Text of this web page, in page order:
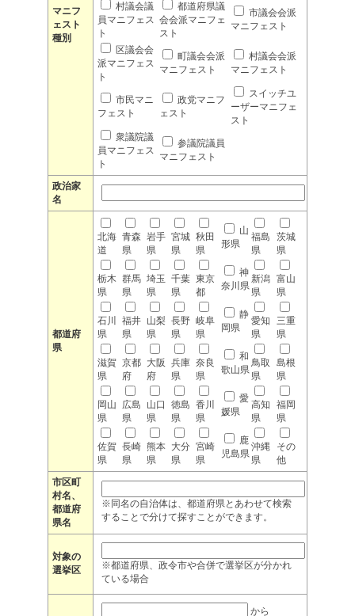
マニフ
ェスト
種別
村議会議
員マニフェス
ト
都道府県議
会会派マニフェ
スト
市議会会派
マニフェスト
区議会会
派マニフェス
ト
町議会会派
マニフェスト
村議会会派
マニフェスト
市民マニ
フェスト
政党マニフ
ェスト
スイッチユ
ーザーマニフェ
スト
衆議院議
員マニフェス
ト
参議院議員
マニフェスト
政治家
名
都道府
県
北海
道
青森
県
岩手
県
宮城
県
秋田
県
山
形県
福島
県
茨城
県
栃木
県
群馬
県
埼玉
県
千葉
県
東京
都
神
奈川県
新潟
県
富山
県
石川
県
福井
県
山梨
県
長野
県
岐阜
県
静
岡県
愛知
県
三重
県
滋賀
県
京都
府
大阪
府
兵庫
県
奈良
県
和
歌山県
鳥取
県
島根
県
岡山
県
広島
県
山口
県
徳島
県
香川
県
愛
媛県
高知
県
福岡
県
佐賀
県
長崎
県
熊本
県
大分
県
宮崎
県
鹿
児島県
沖縄
県
その
他
市区町
村名、
都道府
県名
※同名の自治体は、都道府県とあわせて検索
することで分けて探すことができます。
対象の
選挙区
※都道府県、政令市や合併で選挙区が分かれ
ている場合
から